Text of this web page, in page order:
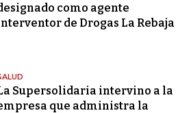
como agente
de Drogas La Rebaja
Supersolidaria intervino a la
que administra la